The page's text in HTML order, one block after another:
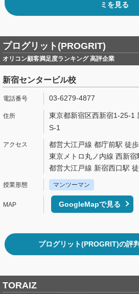
ミを見る
プログリット(PROGRIT)
オリコン顧客満足度ランキング 高評企業
新宿センタービル校
03-6279-4877
東京都新宿区西新宿1-25-1
S-1
都営大江戸線 都庁前駅 徒
東京メトロ丸ノ内線 西新
都営大江戸線 新宿西口駅
マンツーマン
GoogleMapで見る
プログリット(PROGRIT)の評
TORAIZ